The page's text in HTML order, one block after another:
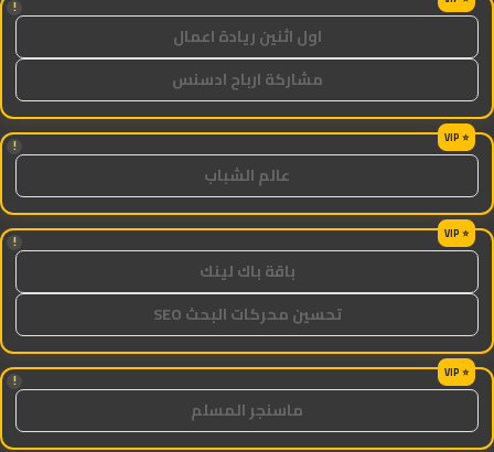
!
اول اثنين ريادة اعمال
مشاركة ارباح ادسنس
!
عالم الشباب
!
باقة باك لينك
تحسين محركات البحث SEO
!
ماسنجر المسلم